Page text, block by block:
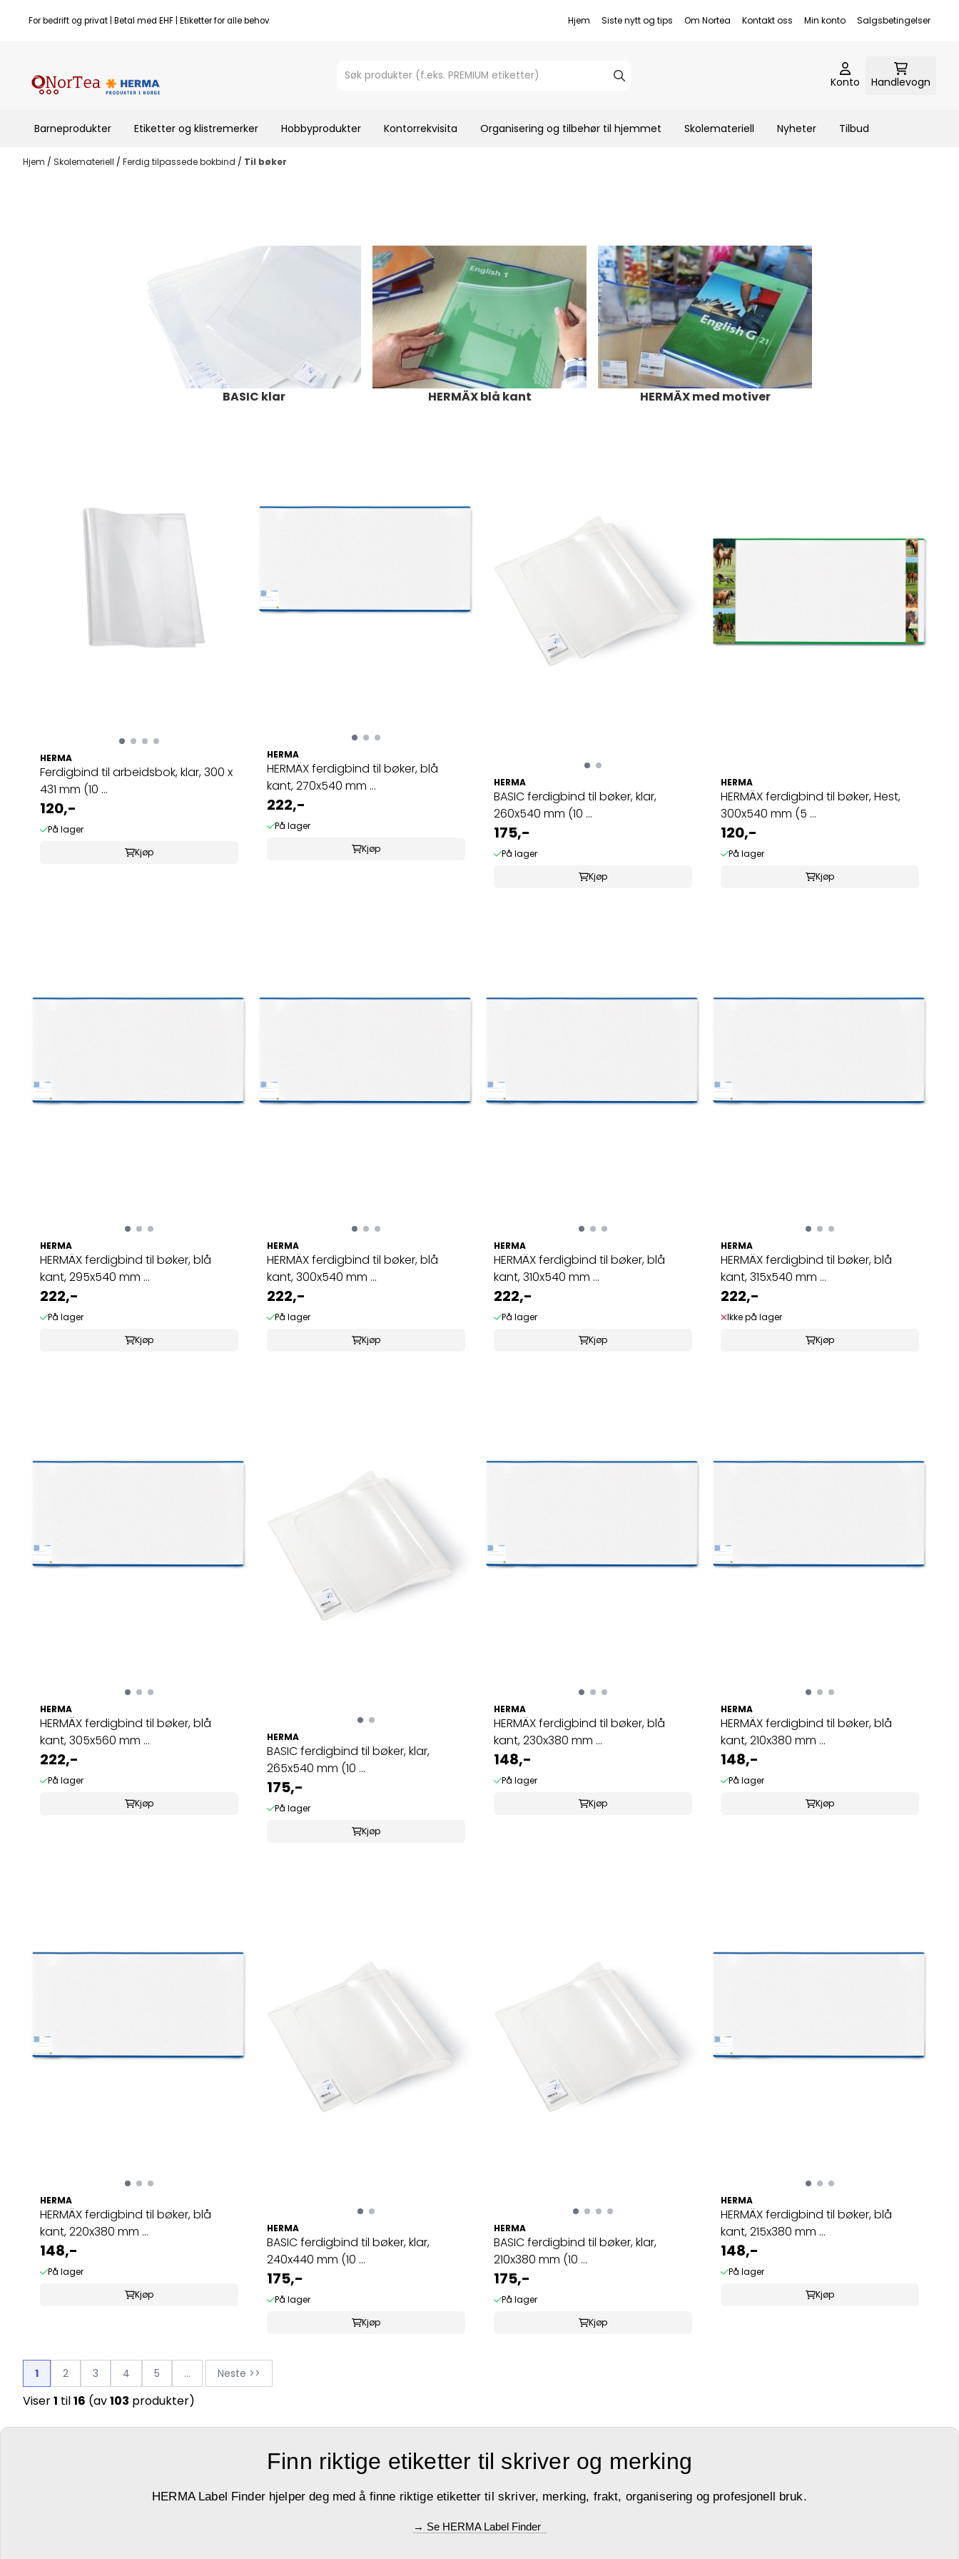
Hopp til innhold
For bedrift og privat | Betal med EHF | Etiketter for alle behov Hjem Siste nytt og tips Om Nortea Kontakt oss Min konto Salgsbetingelser
Konto Handlevogn
Barneprodukter Etiketter og klistremerker Hobbyprodukter Kontorrekvisita Organisering og tilbehør til hjemmet Skolemateriell Nyheter Tilbud
Hjem / Skolemateriell / Ferdig tilpassede bokbind / Til bøker
BASIC klar HERMÄX blå kant HERMÄX med motiver
HERMA
Ferdigbind til arbeidsbok, klar, 300 x
431 mm (10 ...
120,-
På lager
Kjøp
HERMA
HERMÄX ferdigbind til bøker, blå
kant, 270x540 mm ...
222,-
På lager
Kjøp
HERMA
BASIC ferdigbind til bøker, klar,
260x540 mm (10 ...
175,-
På lager
Kjøp
HERMA
HERMÄX ferdigbind til bøker, Hest,
300x540 mm (5 ...
120,-
På lager
Kjøp
HERMA
HERMÄX ferdigbind til bøker, blå
kant, 295x540 mm ...
222,-
På lager
Kjøp
HERMA
HERMÄX ferdigbind til bøker, blå
kant, 300x540 mm ...
222,-
På lager
Kjøp
HERMA
HERMÄX ferdigbind til bøker, blå
kant, 310x540 mm ...
222,-
På lager
Kjøp
HERMA
HERMÄX ferdigbind til bøker, blå
kant, 315x540 mm ...
222,-
Ikke på lager
Kjøp
HERMA
HERMÄX ferdigbind til bøker, blå
kant, 305x560 mm ...
222,-
På lager
Kjøp
HERMA
BASIC ferdigbind til bøker, klar,
265x540 mm (10 ...
175,-
På lager
Kjøp
HERMA
HERMÄX ferdigbind til bøker, blå
kant, 230x380 mm ...
148,-
På lager
Kjøp
HERMA
HERMÄX ferdigbind til bøker, blå
kant, 210x380 mm ...
148,-
På lager
Kjøp
HERMA
HERMÄX ferdigbind til bøker, blå
kant, 220x380 mm ...
148,-
På lager
Kjøp
HERMA
BASIC ferdigbind til bøker, klar,
240x440 mm (10 ...
175,-
På lager
Kjøp
HERMA
BASIC ferdigbind til bøker, klar,
210x380 mm (10 ...
175,-
På lager
Kjøp
HERMA
HERMÄX ferdigbind til bøker, blå
kant, 215x380 mm ...
148,-
På lager
Kjøp
1 2 3 4 5 ... Neste >>
Viser1 til16 (av103 produkter)
Finn riktige etiketter til skriver og merking
HERMA Label Finder hjelper deg med å finne riktige etiketter til skriver, merking, frakt, organisering og profesjonell bruk.
→ Se HERMA Label Finder